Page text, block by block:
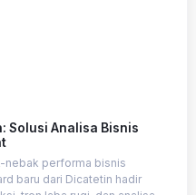
Solusi Analisa Bisnis
nebak performa bisnis
baru dari Dicatetin hadir